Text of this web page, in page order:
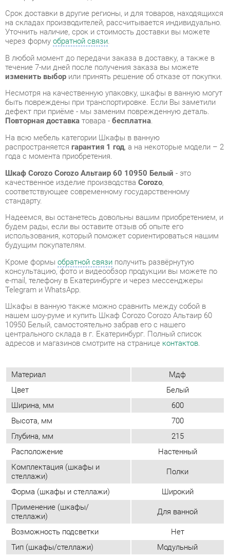
В любой момент до передачи заказа в доставку, а также в
течение 7-ми дней после получения заказа вы можете
изменить выборили принять решение об отказе от покупки.
Несмотря на качественную упаковку, шкафы в ванную могут
дефект при приёме - мы заменим поврежденную деталь.
Повторная доставкатовара -бесплатна.
распространяетсягарантия 1 год, а на некоторые модели – 2
года с момента приобретения.
Шкаф Corozo Corozo Альтаир 60 10950 Белый
соответствующее современному государственному
стандарту.
Надеемся, вы останетесь довольны вашим приобретением, и
будем рады, если вы оставите отзыв об опыте его
использования, который поможет сориентироваться нашим
будущим покупателям.
Кроме формы
консультацию, фото и видеообзор продукции вы можете по
e-mail, телефону в Екатеринбурге и через мессенджеры
Telegram и WhatsApp.
Шкафы в ванную также можно сравнить между собой в
нашем шоу-руме и купить Шкаф Corozo Corozo Альтаир 60
10950 Белый, самостоятельно забрав его с нашего
центрального склада в г. Екатеринбург. Полный список
адресов и магазинов смотрите на страницеконтактов.
Материал
Мдф
Цвет
Белый
Ширина, мм
600
Глубина, мм
215
Расположение
Настенный
Комплектация (шкафы и
стеллажи) Полки
Форма (шкафы и стеллажи)
Широкий
Применение (шкафы/
стеллажи) Для ванной
Возможность подсветки
Тип (шкафы/стеллажи)
Двери
Распашные
Фасад
Глухой
Количество дверей
Двухдверные
Шкаф-купе
Нет
Доводчики
Да